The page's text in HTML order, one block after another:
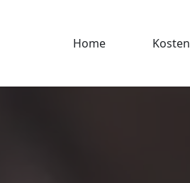
Home Kosten